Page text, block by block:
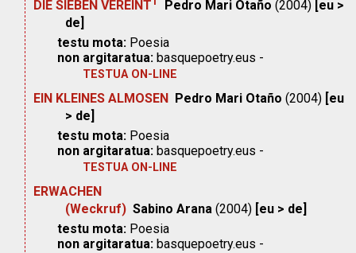
DIE SIEBEN VEREINT Pedro Mari Otaño (2004) [eu >
de]
testu mota: Poesia
non argitaratua: basquepoetry.eus -
TESTUA ON-LINE
EIN KLEINES ALMOSEN Pedro Mari Otaño (2004) [eu
> de]
testu mota: Poesia
non argitaratua: basquepoetry.eus -
TESTUA ON-LINE
ERWACHEN
(Weckruf) Sabino Arana (2004) [eu > de]
testu mota: Poesia
non argitaratua: basquepoetry.eus -